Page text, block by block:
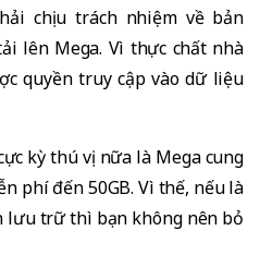
chịu trách nhiệm về bản
lên Mega. Vì thực chất nhà
quyền truy cập vào dữ liệu
kỳ thú vị nữa là Mega cung
phí đến 50GB. Vì thế, nếu là
lưu trữ thì bạn không nên bỏ